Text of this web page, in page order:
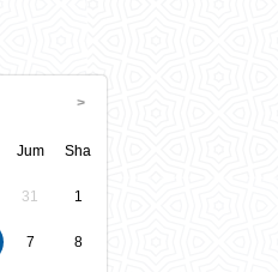
Jum Sha
31 1
7 8